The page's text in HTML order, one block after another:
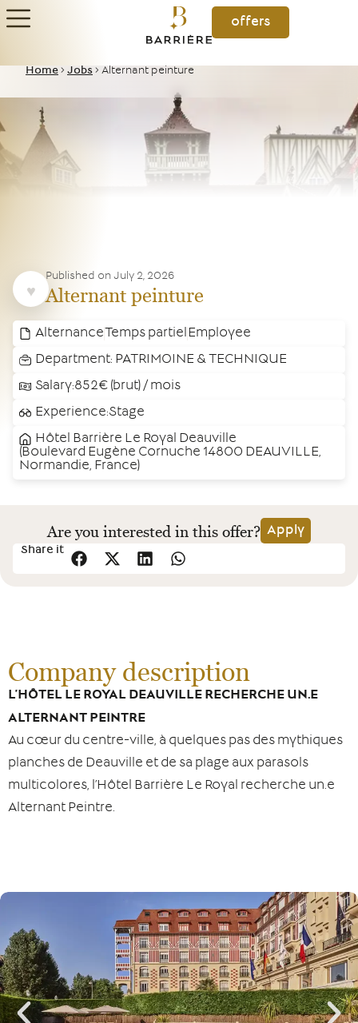
offers
Home > Jobs > Alternant peinture
Published on July 2, 2026
Alternant peinture
Alternance Temps partielEmployee
Department: PATRIMOINE & TECHNIQUE
Salary:852€ (brut) / mois
Experience:Stage
Hôtel Barrière Le Royal Deauville
(Boulevard Eugène Cornuche 14800 DEAUVILLE,
Normandie, France)
Are you interested in this offer? Apply
Share it
Company description
L’HÔTEL LE ROYAL DEAUVILLE RECHERCHE UN.E
ALTERNANT PEINTRE
Au cœur du centre-ville, à quelques pas des mythiques
planches de Deauville et de sa plage aux parasols
multicolores, l’Hôtel Barrière Le Royal recherche un.e
Alternant Peintre.